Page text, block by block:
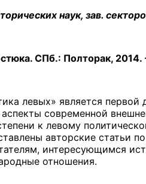
наук, зав.
СПб.: Полторак, 2014.
левых» является первой
современной
к левому
автор­ские статьи
интересующимся
отношения.